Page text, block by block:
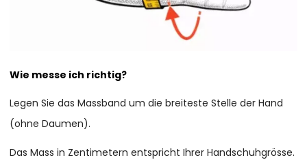
Wie messe ich richtig?
Legen Sie das Massband um die breiteste Stelle der Hand
(ohne Daumen).
Das Mass in Zentimetern entspricht Ihrer Handschuhgrösse.